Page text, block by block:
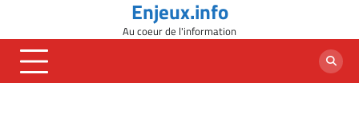
content
Enjeux.info
Au coeur de l'information